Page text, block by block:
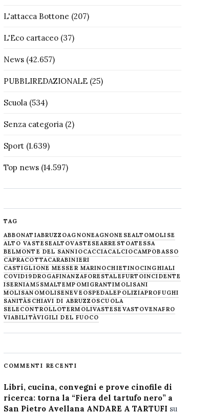
L'attacca Bottone (207)
L'Eco cartaceo(37)
News(42.657)
PUBBLIREDAZIONALE(25)
Scuola(534)
Senza categoria(2)
Sport(1.639)
Top news(14.597)
TAG
ABBONATIABRUZZOAGNONEAGNONESEALTOMOLISE
ALTO VASTESEALTOVASTESEARRESTOATESSA
BELMONTE DEL SANNIOCACCIACALCIOCAMPOBASSO
CAPRACOTTACARABINIERI
CASTIGLIONE MESSER MARINOCHIETINOCINGHIALI
COVID19DROGAFINANZAFORESTALEFURTOINCIDENTE
ISERNIAM5SMALTEMPOMIGRANTIMOLISANI
MOLISANOMOLISENEVE OSPEDALEPOLIZIAPROFUGHI
SANITÀSCHIAVI DI ABRUZZOSCUOLA
SELECONTROLLOTERMOLIVASTESE VASTOVENAFRO
VIABILITÀVIGILI DEL FUOCO
COMMENTI RECENTI
Libri, cucina, convegni e prove cinofile di
ricerca: torna la “Fiera del tartufo nero” a
San Pietro Avellana ANDARE A TARTUFI su